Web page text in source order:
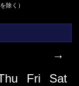
除く）
→
Fri
Sat